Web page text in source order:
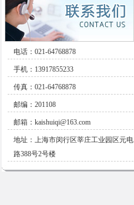
电话：021-64768878
手机：13917855233
传真：021-64768878
邮编：201108
邮箱：kaishuiqi@163.com
地址：上海市闵行区莘庄工业园区元电
路388号2号楼